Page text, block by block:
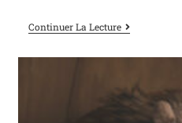
Continuer La Lecture